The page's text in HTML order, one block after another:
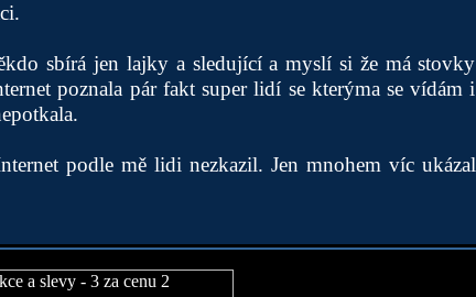
sbírá jen lajky a sledující a myslí si že má stovky
poznala pár fakt super lidí se kterýma se vídám i
podle mě lidi nezkazil. Jen mnohem víc ukázal